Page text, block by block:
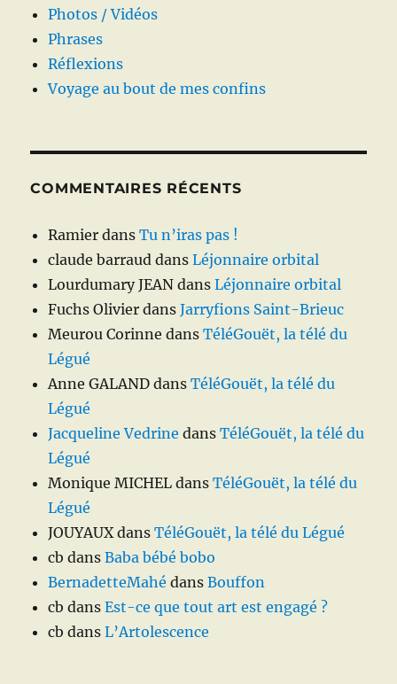
Photos / Vidéos
Phrases
Réflexions
Voyage au bout de mes confins
COMMENTAIRES RÉCENTS
Ramier dansTu n’iras pas !
claude barraud dansLéjonnaire orbital
Lourdumary JEAN dansLéjonnaire orbital
Fuchs Olivier dansJarryfions Saint-Brieuc
Meurou Corinne dansTéléGouët, la télé du
Légué
Anne GALAND dansTéléGouët, la télé du
Légué
Jacqueline Vedrine dansTéléGouët, la télé du
Légué
Monique MICHEL dansTéléGouët, la télé du
Légué
JOUYAUXdansTéléGouët, la télé du Légué
cb dansBaba bébé bobo
BernadetteMahé dansBouffon
cb dansEst-ce que tout art est engagé ?
cb dansL’Artolescence